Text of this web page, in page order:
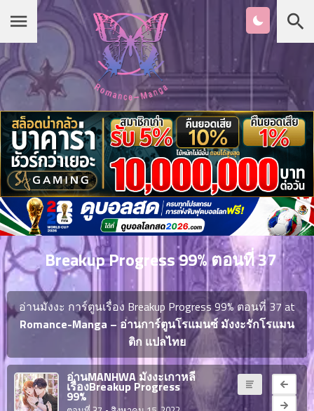
หน้าแรก
หมวดมังงะ
เกาหลี
รายชื่อมังงะ Romance
จีน
ญี่ปุ่น
จบแล้ว
Breakup Progress 99% ตอนที่ 37
อ่านมังงะ การ์ตูนเรื่อง Breakup Progress 99% ตอนที่ 37 at
Romance-Manga – อ่านการ์ตูนโรแมนซ์ มังงะรักโรแมน
ติก แปลไทย
อ่านMANHWA มังงะเกาหลี
เรื่องBreakup Progress
99%
Chapter
List
1
ตอน
น
2
ตอน
ที่
น
3
ตอน
ที่
ม
4
ตอน
ม
5
ตอน
น
6
ตอน
ที่